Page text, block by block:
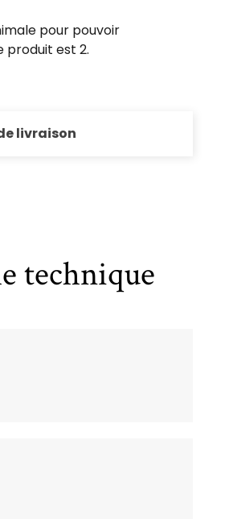
pour pouvoir
est 2.
livraison
technique